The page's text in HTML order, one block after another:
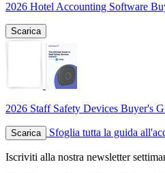
2026 Hotel Accounting Software
Scarica
2026 Staff Safety Devices Buyer's
Scarica Sfoglia tutta la guida
Iscriviti alla nostra newsletter